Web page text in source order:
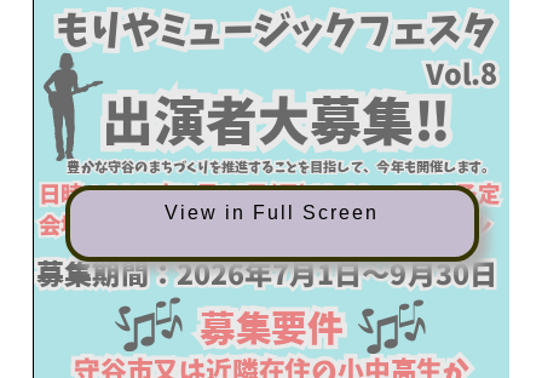
View in Full Screen